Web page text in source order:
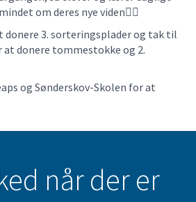
om deres nye viden👍🏼
3. sorteringsplader og tak til
at donere tommestokke og 2.
og Sønderskov-Skolen for at
når der er